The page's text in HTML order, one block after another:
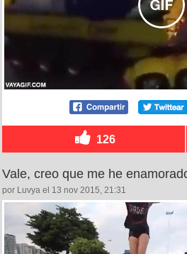
126
Vale, creo que me he
por Luvya el 13 nov 2015, 21:31